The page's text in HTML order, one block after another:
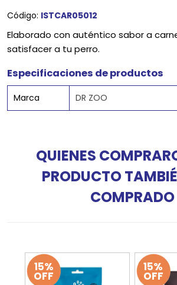
Código: ISTCAR05012
Elaborado con auténtico sabor a
satisfacer a tu perro.
Especificaciones de productos
Marca DR ZOO
QUIENES
PRODUCTO
COMPRADO
15%
OFF
15%
OFF